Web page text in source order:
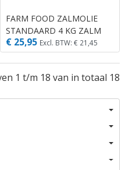
FARM FOOD ZALMOLIE
STANDAARD 4 KG ZALM
€ 25,95 Excl. BTW: € 21,45
1 t/m 18 van in totaal 18